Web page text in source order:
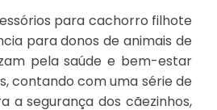
para cachorro filhote
para donos de animais de
pela saúde e bem-estar
contando com uma série de
a segurança dos cãezinhos,